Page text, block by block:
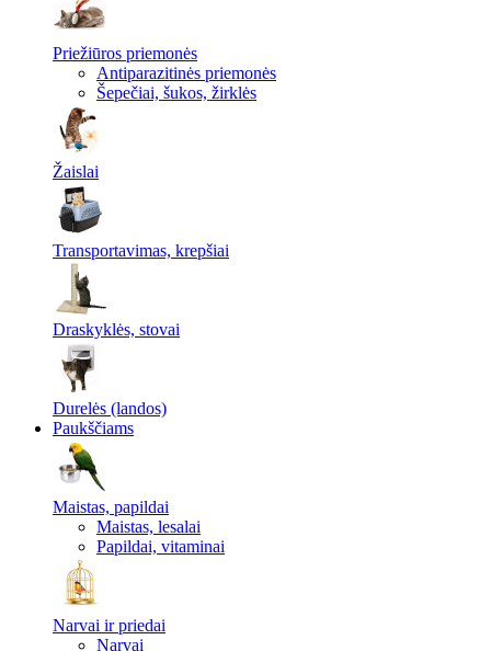
Priežiūros priemonės
Antiparazitinės priemonės
Šepečiai, šukos, žirklės
Žaislai
Transportavimas, krepšiai
Draskyklės, stovai
Durelės (landos)
Paukščiams
Maistas, papildai
Maistas, lesalai
Papildai, vitaminai
Narvai ir priedai
Narvai